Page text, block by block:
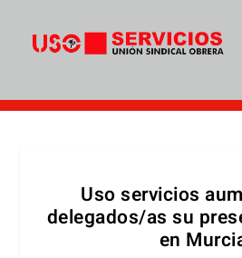
Uso servicios
delegados/as su
en